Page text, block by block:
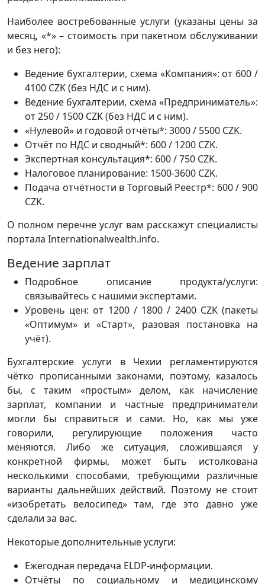
Наиболее востребованные услуги (указаны цены за
месяц, «*» – стоимость при пакетном обслуживании
и без него):
Ведение бухгалтерии, схема «Компания»: от 600 /
4100 CZK (без НДС и с ним).
Ведение бухгалтерии, схема «Предприниматель»:
от 250 / 1500 CZK (без НДС и с ним).
«Нулевой» и годовой отчёты*: 3000 / 5500 CZK.
Отчёт по НДС и сводный*: 600 / 1200 CZK.
Экспертная консультация*: 600 / 750 CZK.
Налоговое планирование: 1500-3600 CZK.
Подача отчётности в Торговый Реестр*: 600 / 900
CZK.
О полном перечне услуг вам расскажут специалисты
портала Internationalwealth.info.
Ведение зарплат
Подробное описание продукта/услуги:
связывайтесь с нашими экспертами.
Уровень цен: от 1200 / 1800 / 2400 CZK (пакеты
«Оптимум» и «Старт», разовая постановка на
учёт).
Бухгалтерские услуги в Чехии регламентируются
чётко прописанными законами, поэтому, казалось
бы, с таким «простым» делом, как начисление
зарплат, компании и частные предприниматели
могли бы справиться и сами. Но, как мы уже
говорили, регулирующие положения часто
меняются. Либо же ситуация, сложившаяся у
конкретной фирмы, может быть истолкована
несколькими способами, требующими различные
варианты дальнейших действий. Поэтому не стоит
«изобретать велосипед» там, где это давно уже
сделали за вас.
Некоторые дополнительные услуги:
Ежегодная передача ELDP-информации.
Отчёты по социальному и медицинскому